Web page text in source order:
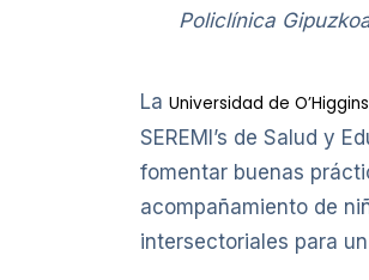
Policlínica
La Universidad de O’Higgins
SEREMI’s de Salud y
fomentar buenas
acompañamiento de
intersectoriales para